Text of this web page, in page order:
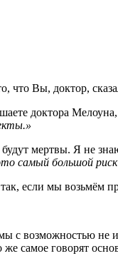
что Вы, доктор,
доктора
мертвы. Я не
самый большой
если мы возьмём
возможностью не
самое говорят